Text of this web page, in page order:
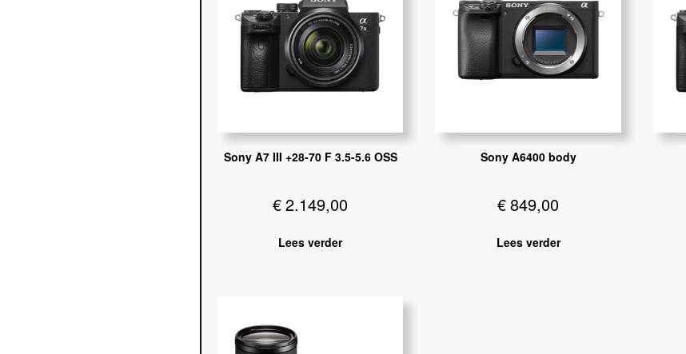
Sony A7 III +28-70 F 3.5-5.6 OSS
€2.149,00
Lees verder
Sony A6400 body
€849,00
Lees verder